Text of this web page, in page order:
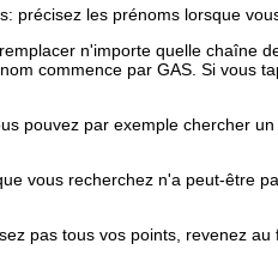
précisez les prénoms lorsque
n'importe quelle chaîne
commence par GAS. Si vous
pouvez par exemple chercher
vous recherchez n'a peut-être
pas tous vos points, revenez